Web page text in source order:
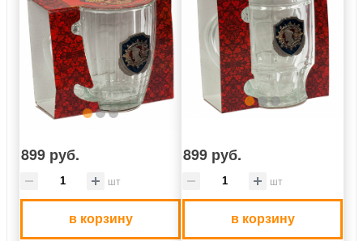
899 руб.
шт
в корзину
899 руб.
шт
в корзину